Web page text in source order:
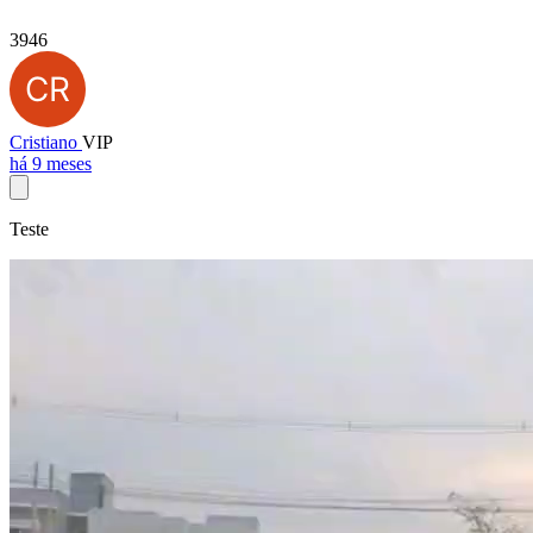
3946
Cristiano VIP
há 9 meses
Teste